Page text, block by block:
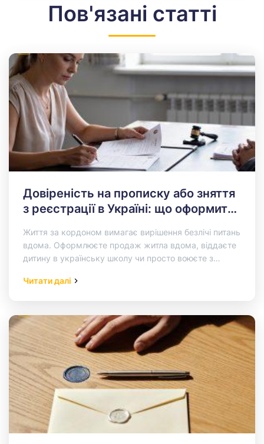
Пов'язані статті
Довіреність на прописку або зняття
з реєстрації в Україні: що оформити
Життя за кордоном вимагає вирішення безлічі питань
вдома. Оформлюєте продаж житла вдома, віддаєте
дитину в українську школу чи просто воюєте з
Читати далі